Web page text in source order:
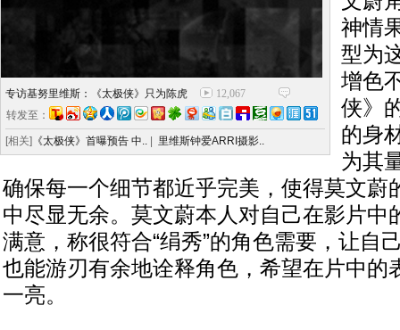
专访基努里维斯：《太极侠》只为陈虎
12,067
转发至：
[相关] 《太极侠》首曝预告 中.. 里维斯钟爱ARRI摄影..
神情
型为
增色
侠》
的身
为其
确保每一个细节都近乎完美，使得莫文蔚
中尽显无余。莫文蔚本人对自己在影片中
满意，称很符合“绢秀”的角色需要，让自
也能游刃有余地诠释角色，希望在片中的
一亮。